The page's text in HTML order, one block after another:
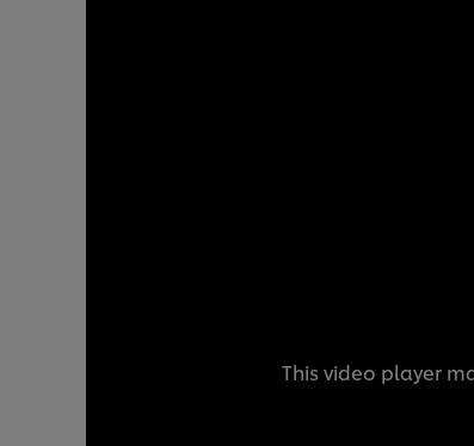
This video player